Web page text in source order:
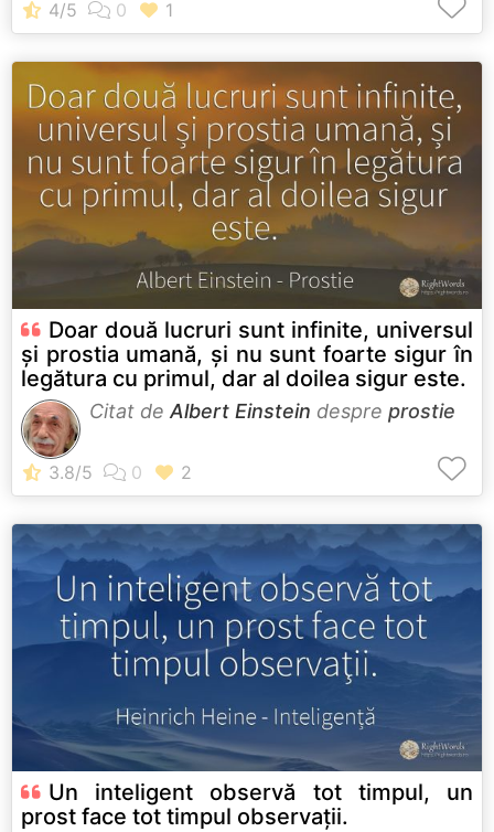
Doar două lucruri sunt infinite, universul
și prostia umană, și nu sunt foarte sigur în
legătura cu primul, dar al doilea sigur este.
Citat de Albert Einstein despre prostie
Un inteligent observă tot timpul, un
prost face tot timpul observaţii.